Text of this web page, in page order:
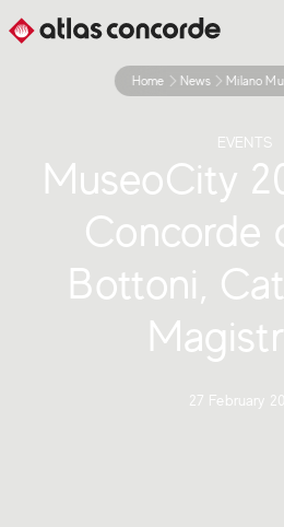
Home News
EVENTS
MuseoCity
Concorde
Bottoni,
27 February